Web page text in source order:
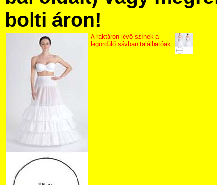
bolti áron!
A raktáron lévő színek a
legördülő sávban találhatóak.